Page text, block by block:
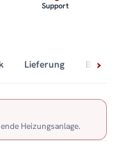
Support
Lieferung
Heizungsanlage.